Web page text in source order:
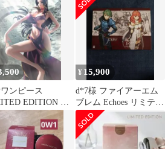
のアカネ 733
LIMITED EDITION
wyeba8q
ワンピース
EDITION ボ
ハンコック 3D2Y
¥ 15,900
d*7様 ファイアーエム
ブレム Echoes リミテッ
ドエディション